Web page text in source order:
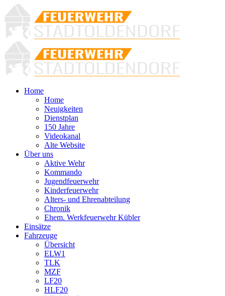
Home
Home
Neuigkeiten
Dienstplan
150 Jahre
Videokanal
Alte Website
Über uns
Aktive Wehr
Kommando
Jugendfeuerwehr
Kinderfeuerwehr
Alters- und Ehrenabteilung
Chronik
Ehem. Werkfeuerwehr Kübler
Einsätze
Fahrzeuge
Übersicht
ELW1
TLK
MZF
LF20
HLF20